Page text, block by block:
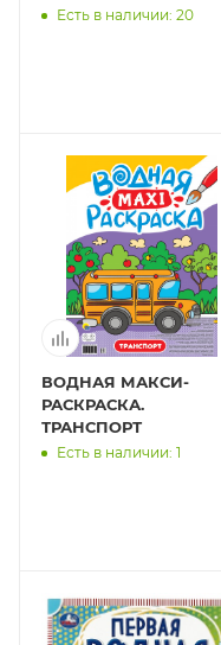
Есть в наличии: 20
ВОДНАЯ МАКСИ-
РАСКРАСКА.
ТРАНСПОРТ
Есть в наличии: 1